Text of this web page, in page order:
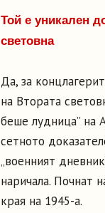
Той е уникален
световна
Да, за
на Втората
беше лудница” на
сетното
„военният
наричала. Почнат
края на 1945-а.